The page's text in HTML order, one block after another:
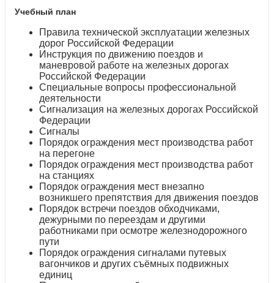
Учебный план
Правила технической эксплуатации железных
дорог Российской Федерации
Инструкция по движению поездов и
маневровой работе на железных дорогах
Российской Федерации
Специальные вопросы профессиональной
деятельности
Сигнализация на железных дорогах Российской
Федерации
Сигналы
Порядок ограждения мест производства работ
на перегоне
Порядок ограждения мест производства работ
на станциях
Порядок ограждения мест внезапно
возникшего препятствия для движения поездов
Порядок встречи поездов обходчиками,
дежурными по переездам и другими
работниками при осмотре железнодорожного
пути
Порядок ограждения сигналами путевых
вагончиков и других съёмных подвижных
единиц